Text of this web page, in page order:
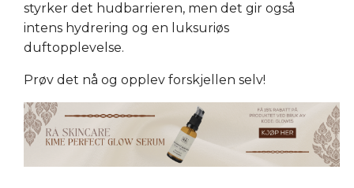
styrker det hudbarrieren, men det gir også
intens hydrering og en luksuriøs
duftopplevelse.
Prøv det nå og opplev forskjellen selv!